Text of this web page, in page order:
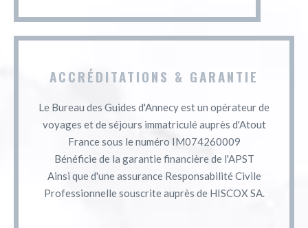
ACCRÉDITATIONS & GARANTIE
Le Bureau des Guides d'Annecy est un opérateur de
voyages et de séjours immatriculé auprès d'Atout
France sous le numéro IM074260009
Bénéficie de la garantie financière de l'APST
Ainsi que d'une assurance Responsabilité Civile
Professionnelle souscrite auprès de HISCOX SA.